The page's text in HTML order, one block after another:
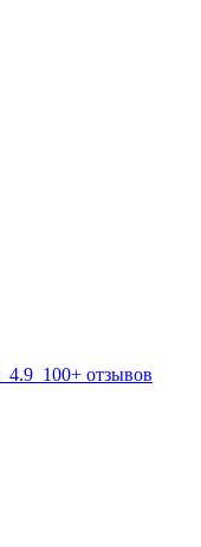
4.9 100+ отзывов